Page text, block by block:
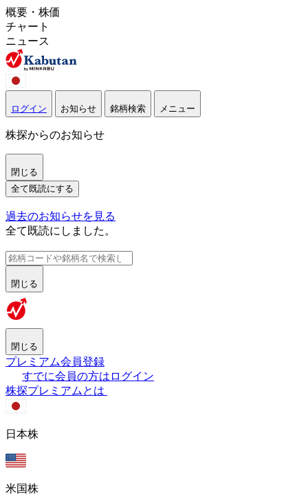
概要・株価
チャート
ニュース
ログイン お知らせ 銘柄検索 メニュー
株探からのお知らせ
閉じる
全て既読にする
過去のお知らせを見る
全て既読にしました。
閉じる
閉じる
プレミアム会員登録
すでに会員の方はログイン
株探プレミアムとは
日本株
米国株